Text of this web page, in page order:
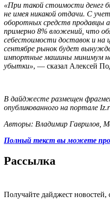
«При такой стоимости денег
не имея никакой отдачи. С
оборотных средств продавцы
примерно 8% вложений, что
себестоимости доставок и на
сентябре рынок будет
импортные машины минимум
убытки», — сказал Алексей
В дайджесте размещен
опубликованного на портале
Авторы: Владимир Гаврилов,
Полный текст вы можете
Рассылка
Получайте дайджест